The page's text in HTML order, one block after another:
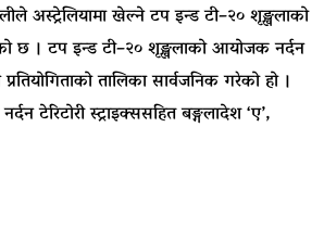
अस्ट्रेलियामा खेल्ने टप इन्ड टी–२० शृङ्खलाको
छ । टप इन्ड टी–२० शृङ्खलाको आयोजक नर्दन
तालिका सार्वजनिक गरेको हो ।
टेरिटोरी स्ट्राइक्ससहित बङ्गलादेश ‘ए’,